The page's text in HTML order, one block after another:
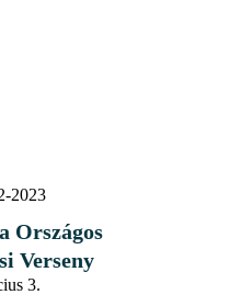
2023
Országos
Verseny
3.